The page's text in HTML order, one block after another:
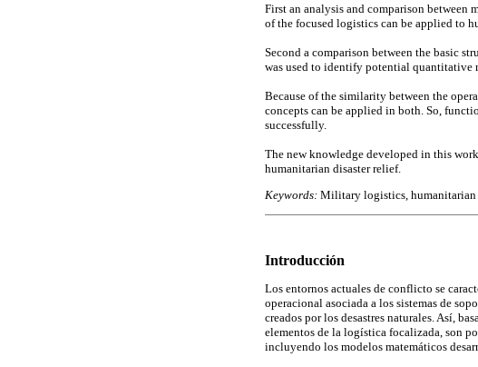
First an analysis and comparison
of the focused logistics can be applied to
Second a comparison between the basic
was used to identify potential quantitative
Because of the similarity between the
concepts can be applied in both. So,
successfully.
The new knowledge developed in this
humanitarian disaster relief.
Keywords: Military logistics, humanitarian
Introducción
Los entornos actuales de conflicto se
operacional asociada a los sistemas de
creados por los desastres naturales. Así,
elementos de la logística focalizada, son
incluyendo los modelos matemáticos